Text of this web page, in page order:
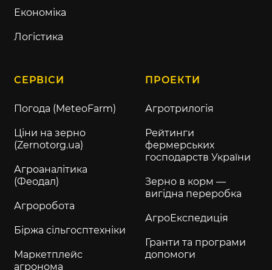
Економіка
Логістика
СЕРВІСИ
Погода (MeteoFarm)
Ціни на зерно
(Zernotorg.ua)
Агроаналітика
(Феодал)
Агроробота
Біржа сільгосптехніки
Маркетплейс
агронома
ПРОЕКТИ
Агротрилогія
Рейтинги
фермерських
господарств України
Зерно в корм —
вигідна переробка
АгроЕкспедиція
Гранти та програми
допомоги